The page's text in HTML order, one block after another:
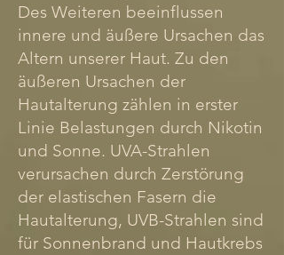
Des Weiteren beeinflussen
innere und äußere Ursachen das
Altern unserer Haut. Zu den
äußeren Ursachen der
Hautalterung zählen in erster
Linie Belastungen durch Nikotin
und Sonne. UVA-Strahlen
verursachen durch Zerstörung
der elastischen Fasern die
Hautalterung, UVB-Strahlen sind
für Sonnenbrand und Hautkrebs